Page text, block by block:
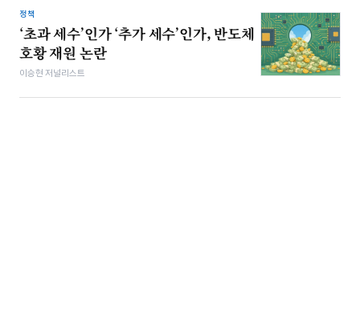
정책
‘초과 세수’인가 ‘추가 세수’인가, 반도체
호황 재원 논란
이승현 저널리스트